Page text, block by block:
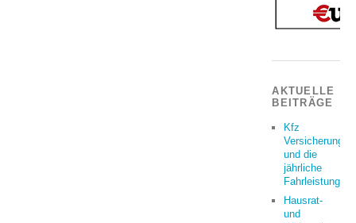
AKTUELLE
BEITRÄGE
Kfz
Versicherung
und die
jährliche
Fahrleistung
Hausrat-
und